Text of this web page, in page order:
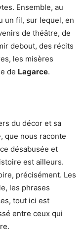
Ensemble, au
un fil, sur lequel, en
de théâtre, de
debout, des récits
les misères
de Lagarce.
du décor et sa
que nous raconte
désabusée et
est ailleurs.
précisément. Les
les phrases
tout ici est
entre ceux qui